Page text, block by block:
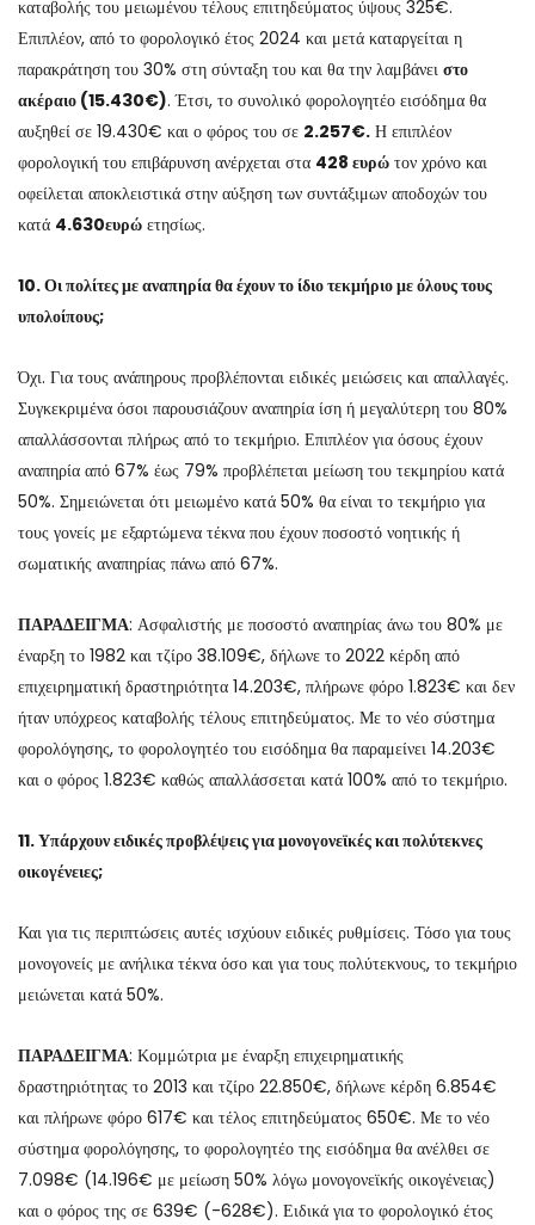
καταβολής του μειωμένου τέλους επιτηδεύματος ύψους 325€.
Επιπλέον, από το φορολογικό έτος 2024 και μετά καταργείται η
παρακράτηση του 30% στη σύνταξη του και θα την λαμβάνει στο
ακέραιο (15.430€). Έτσι, το συνολικό φορολογητέο εισόδημα θα
αυξηθεί σε 19.430€ και ο φόρος του σε 2.257€. Η επιπλέον
φορολογική του επιβάρυνση ανέρχεται στα 428 ευρώ τον χρόνο και
οφείλεται αποκλειστικά στην αύξηση των συντάξιμων αποδοχών του
κατά 4.630ευρώ ετησίως.
10. Οι πολίτες με αναπηρία θα έχουν το ίδιο τεκμήριο με όλους τους
υπολοίπους;
Όχι. Για τους ανάπηρους προβλέπονται ειδικές μειώσεις και απαλλαγές.
Συγκεκριμένα όσοι παρουσιάζουν αναπηρία ίση ή μεγαλύτερη του 80%
απαλλάσσονται πλήρως από το τεκμήριο. Επιπλέον για όσους έχουν
αναπηρία από 67% έως 79% προβλέπεται μείωση του τεκμηρίου κατά
50%. Σημειώνεται ότι μειωμένο κατά 50% θα είναι το τεκμήριο για
τους γονείς με εξαρτώμενα τέκνα που έχουν ποσοστό νοητικής ή
σωματικής αναπηρίας πάνω από 67%.
ΠΑΡΑΔΕΙΓΜΑ: Ασφαλιστής με ποσοστό αναπηρίας άνω του 80% με
έναρξη το 1982 και τζίρο 38.109€, δήλωνε το 2022 κέρδη από
επιχειρηματική δραστηριότητα 14.203€, πλήρωνε φόρο 1.823€ και δεν
ήταν υπόχρεος καταβολής τέλους επιτηδεύματος. Με το νέο σύστημα
φορολόγησης, το φορολογητέο του εισόδημα θα παραμείνει 14.203€
και ο φόρος 1.823€ καθώς απαλλάσσεται κατά 100% από το τεκμήριο.
11. Υπάρχουν ειδικές προβλέψεις για μονογονεϊκές και πολύτεκνες
οικογένειες;
Και για τις περιπτώσεις αυτές ισχύουν ειδικές ρυθμίσεις. Τόσο για τους
μονογονείς με ανήλικα τέκνα όσο και για τους πολύτεκνους, το τεκμήριο
μειώνεται κατά 50%.
ΠΑΡΑΔΕΙΓΜΑ: Κομμώτρια με έναρξη επιχειρηματικής
δραστηριότητας το 2013 και τζίρο 22.850€, δήλωνε κέρδη 6.854€
και πλήρωνε φόρο 617€ και τέλος επιτηδεύματος 650€. Με το νέο
σύστημα φορολόγησης, το φορολογητέο της εισόδημα θα ανέλθει σε
7.098€ (14.196€ με μείωση 50% λόγω μονογονεϊκής οικογένειας)
και ο φόρος της σε 639€ (-628€). Ειδικά για το φορολογικό έτος